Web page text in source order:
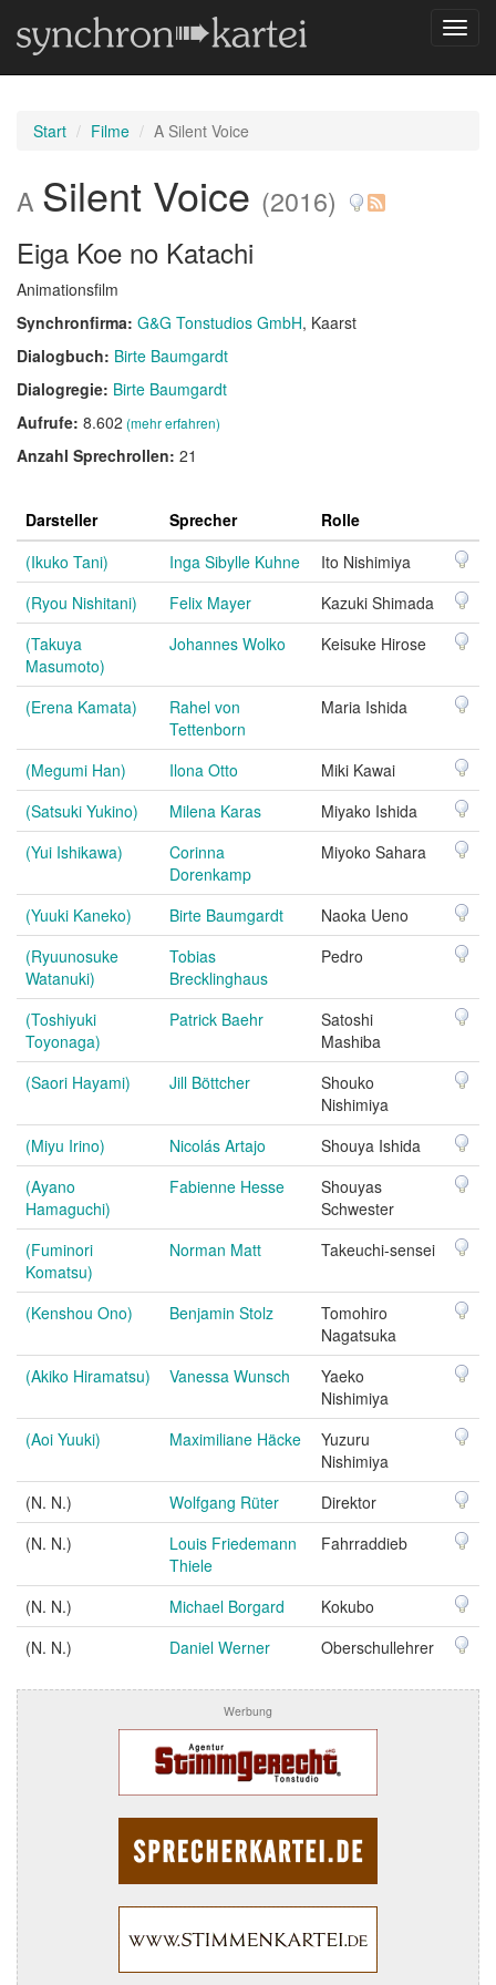
Start Filme A Silent Voice
A Silent Voice (2016)
Eiga Koe no Katachi
Animationsfilm
Synchronfirma: G&G Tonstudios GmbH, Kaarst
Dialogbuch: Birte Baumgardt
Dialogregie: Birte Baumgardt
Aufrufe: 8.602 (mehr erfahren)
Anzahl Sprechrollen: 21
Darsteller Sprecher
Rolle
(Ikuko Tani)
Inga Sibylle Kuhne
Ito Nishimiya
(Ryou Nishitani)
Felix Mayer
Kazuki Shimada
(Takuya
Masumoto)
Johannes Wolko Keisuke Hirose
(Erena Kamata)
Rahel von
Tettenborn
Maria Ishida
(Megumi Han) Ilona Otto
Miki Kawai
(Satsuki Yukino)
Milena Karas
Miyako Ishida
(Yui Ishikawa)
Corinna
Dorenkamp
Miyoko Sahara
(Yuuki Kaneko) Birte Baumgardt
Naoka Ueno
(Ryuunosuke
Watanuki)
Tobias
Brecklinghaus
Pedro
(Toshiyuki
Toyonaga)
Patrick Baehr
Satoshi
Mashiba
(Saori Hayami)
Jill Böttcher
Shouko
Nishimiya
(Miyu Irino)
Nicolás Artajo
Shouya Ishida
(Ayano
Hamaguchi)
Fabienne Hesse
Shouyas
Schwester
(Fuminori
Komatsu)
Norman Matt Takeuchi-sensei
(Kenshou Ono) Benjamin Stolz
Tomohiro
Nagatsuka
(Akiko Hiramatsu)
Vanessa Wunsch
Yaeko
Nishimiya
(Aoi Yuuki)
Maximiliane Häcke
Yuzuru
Nishimiya
(N. N.)
Wolfgang Rüter
Direktor
(N. N.)
Louis Friedemann
Thiele
Fahrraddieb
(N. N.) Michael Borgard
Kokubo
(N. N.)
Daniel Werner Oberschullehrer
Werbung